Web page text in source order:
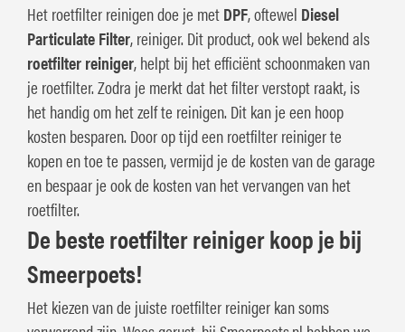
Het roetfilter reinigen doe je metDPF, oftewel Diesel
Particulate Filter, reiniger. Dit product, ook wel bekend als
roetfilter reiniger, helpt bij het efficiënt schoonmaken van
je roetfilter. Zodra je merkt dat het filter verstopt raakt, is
het handig om het zelf te reinigen. Dit kan je een hoop
kosten besparen. Door op tijd een roetfilter reiniger te
kopen en toe te passen, vermijd je de kosten van de garage
en bespaar je ook de kosten van het vervangen van het
roetfilter.
De beste roetfilter reiniger koop je bij
Smeerpoets!
Het kiezen van de juiste roetfilter reiniger kan soms